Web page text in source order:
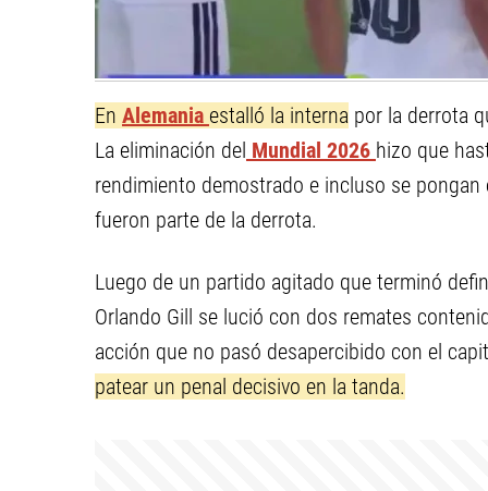
En Alemania estalló la interna por la derrota
La eliminación del Mundial 2026 hizo que
rendimiento demostrado e incluso se
fueron parte de la derrota.
Luego de un partido agitado que terminó
Orlando Gill se lució con dos remates
acción que no pasó desapercibido con el
patear un penal decisivo en la tanda.